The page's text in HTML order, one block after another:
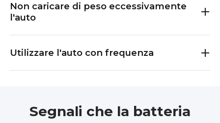
Non caricare di peso eccessivamente
l'auto
Utilizzare l'auto con frequenza
Segnali che la batteria